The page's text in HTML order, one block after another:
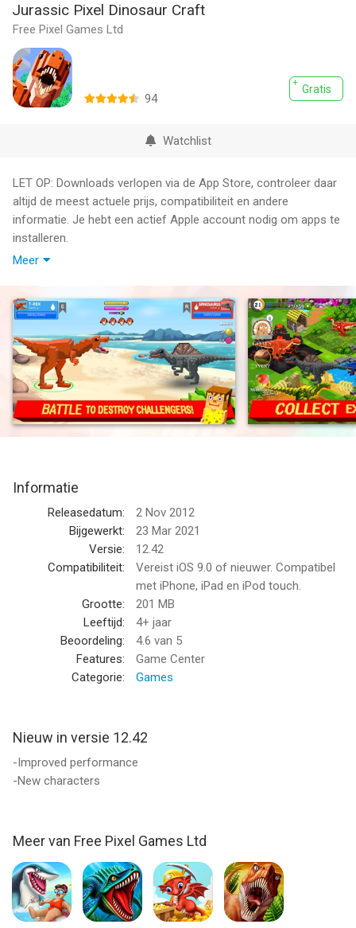
Jurassic Pixel Dinosaur Craft
Free Pixel Games Ltd
Gratis
94
Watchlist
LET OP: Downloads verlopen via de App Store, controleer daar
altijd de meest actuele prijs, compatibiliteit en andere
informatie. Je hebt een actief Apple account nodig om apps te
installeren.
Here you can breed different pixel dinosaur species, feed them
and make them stronger and bigger and battle rival dinos for
jurassic supremacy. Go craft your own world of 3d style block
art dinosaurs!
--
hoger, geschikt bevonden voor gebruikers met leeftijden vanaf
Informatie voor Jurassic Pixel Dinosaur Craftis het laatst
vergeleken op 7 Aug om 18:59.
Meer
Informatie
Releasedatum:
2 Nov 2012
Bijgewerkt:
23 Mar 2021
Versie:
12.42
Compatibiliteit:
Vereist iOS 9.0 of nieuwer. Compatibel
met iPhone, iPad en iPod touch.
Grootte:
201 MB
Leeftijd:
4+ jaar
Beoordeling:
4.6 van 5
Features:
Game Center
Categorie:
Games
Nieuw in versie 12.42
-Improved performance
-New characters
Meer van Free Pixel Games Ltd